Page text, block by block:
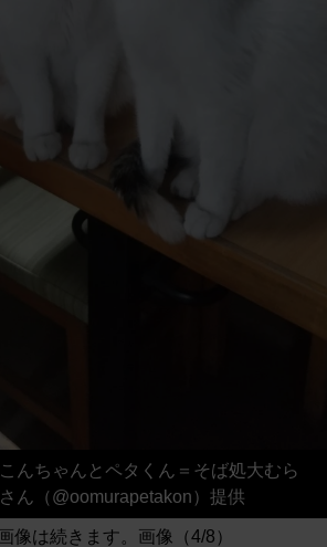
んちゃんとペタくん＝そば処大むら
ん（@oomurapetakon）提供
像は続きます。画像（4/8）